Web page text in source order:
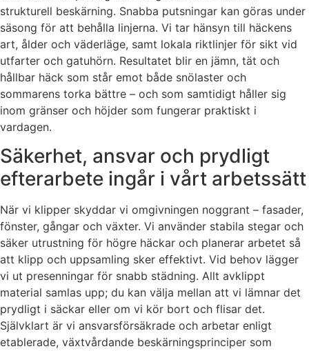
strukturell beskärning. Snabba putsningar kan göras under
säsong för att behålla linjerna. Vi tar hänsyn till häckens
art, ålder och väderläge, samt lokala riktlinjer för sikt vid
utfarter och gatuhörn. Resultatet blir en jämn, tät och
hållbar häck som står emot både snölaster och
sommarens torka bättre – och som samtidigt håller sig
inom gränser och höjder som fungerar praktiskt i
vardagen.
Säkerhet, ansvar och prydligt
efterarbete ingår i vårt arbetssätt
När vi klipper skyddar vi omgivningen noggrant – fasader,
fönster, gångar och växter. Vi använder stabila stegar och
säker utrustning för högre häckar och planerar arbetet så
att klipp och uppsamling sker effektivt. Vid behov lägger
vi ut presenningar för snabb städning. Allt avklippt
material samlas upp; du kan välja mellan att vi lämnar det
prydligt i säckar eller om vi kör bort och flisar det.
Självklart är vi ansvarsförsäkrade och arbetar enligt
etablerade, växtvårdande beskärningsprinciper som